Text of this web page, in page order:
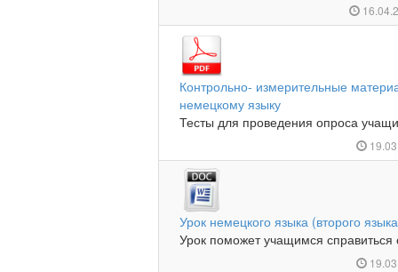
Контрольно- измерительные
немецкому языку
Тесты для проведения опроса
Урок немецкого языка (второго
Урок поможет учащимся